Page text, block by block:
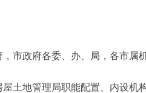
市政府各委、办、局，各市属
地管理局职能配置、内设机构